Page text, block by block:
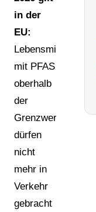
in der
EU:
mit PFAS
oberhalb
der
Grenzwerte
dürfen
nicht
mehr in
Verkehr
gebracht